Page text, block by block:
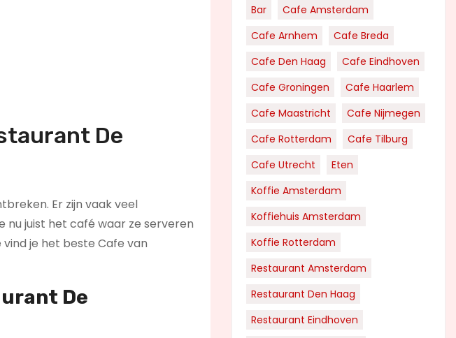
De
Er zijn vaak veel
juist het café waar ze serveren
je het beste Cafe van
De
Bar
Cafe Amsterdam
Cafe Arnhem
Cafe Breda
Cafe Den Haag
Cafe Eindhoven
Cafe Groningen
Cafe Haarlem
Cafe Maastricht
Cafe Nijmegen
Cafe Rotterdam
Cafe Tilburg
Cafe Utrecht
Eten
Koffie Amsterdam
Koffiehuis Amsterdam
Koffie Rotterdam
Restaurant Amsterdam
Restaurant Den Haag
Restaurant Eindhoven